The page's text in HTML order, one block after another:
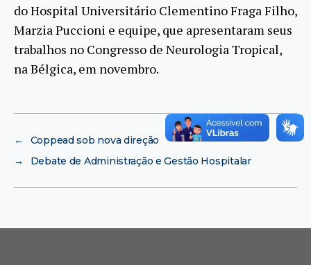
do Hospital Universitário Clementino Fraga Filho,
Marzia Puccioni e equipe, que apresentaram seus
trabalhos no Congresso de Neurologia Tropical,
na Bélgica, em novembro.
←
Coppead sob nova direção
→
Debate de Administração e Gestão Hospitalar